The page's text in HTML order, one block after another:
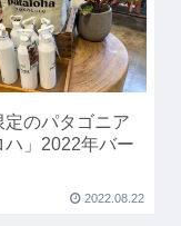
定のパタゴニア
ハ」2022年バー
2022.08.22